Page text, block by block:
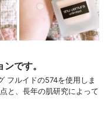
です。
フルイドの574を使用しま
と、長年の肌研究によって